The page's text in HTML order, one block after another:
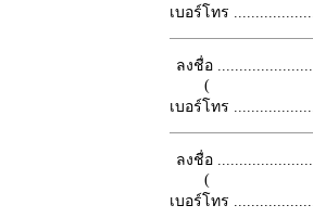
เบอร์โทร
ลงชื่อ
(
เบอร์โทร
ลงชื่อ
(
เบอร์โทร